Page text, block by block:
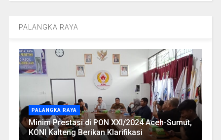
PALANGKA RAYA
PALANGKA RAYA
Minim Prestasi di PON XXI/2024 Aceh-Sumut,
KONI Kalteng Berikan Klarifikasi